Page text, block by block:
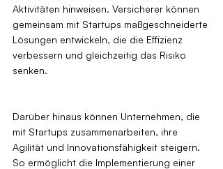
Aktivitäten hinweisen. Versicherer können
gemeinsam mit Startups maßgeschneiderte
Lösungen entwickeln, die die Effizienz
verbessern und gleichzeitig das Risiko
senken.
Darüber hinaus können Unternehmen, die
mit Startups zusammenarbeiten, ihre
Agilität und Innovationsfähigkeit steigern.
So ermöglicht die Implementierung einer